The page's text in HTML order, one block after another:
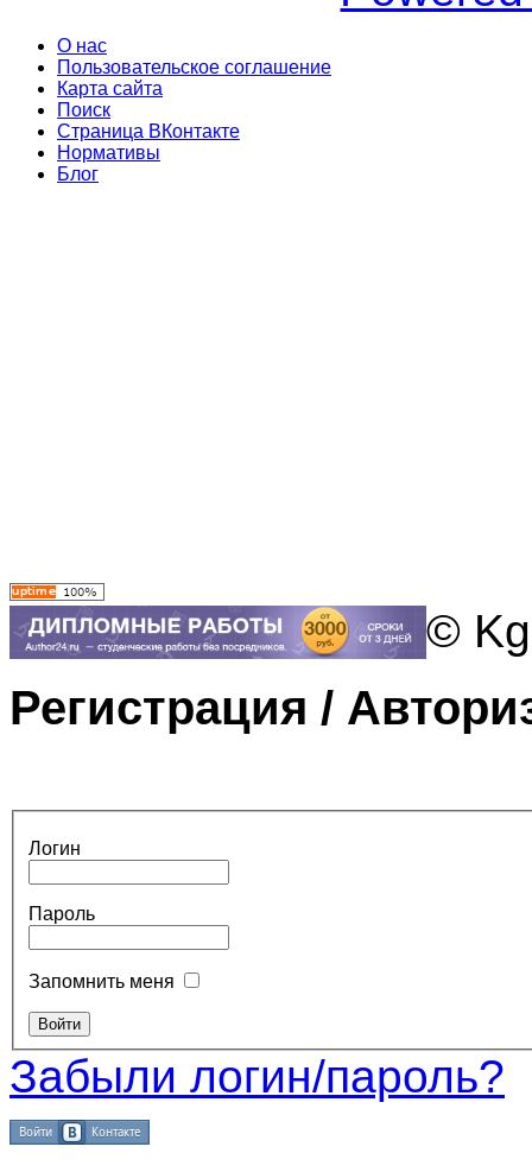
О нас
Пользовательское соглашение
Карта сайта
Поиск
Страница ВКонтакте
Нормативы
Блог
©
Регистрация /
Логин
Пароль
Запомнить меня
Забыли логин/пароль?